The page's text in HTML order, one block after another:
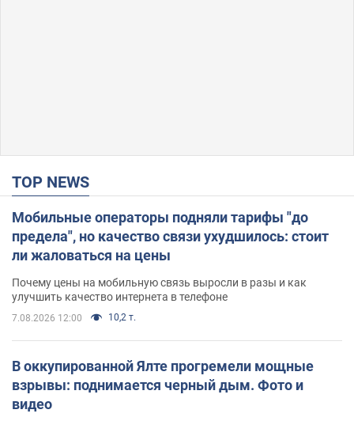
TOP NEWS
Мобильные операторы подняли тарифы "до
предела", но качество связи ухудшилось: стоит
ли жаловаться на цены
Почему цены на мобильную связь выросли в разы и как
улучшить качество интернета в телефоне
7.08.2026 12:00 10,2 т.
В оккупированной Ялте прогремели мощные
взрывы: поднимается черный дым. Фото и
видео